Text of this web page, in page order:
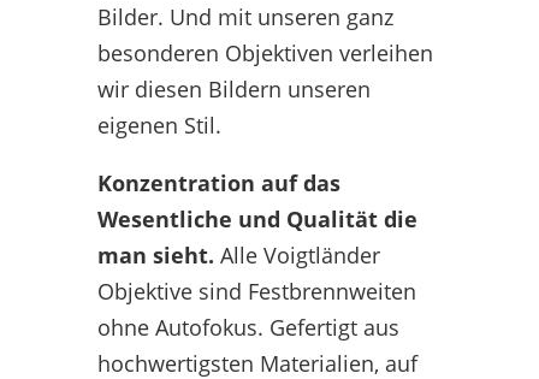
Bilder. Und mit unseren ganz
besonderen Objektiven verleihen
wir diesen Bildern unseren
eigenen Stil.
Konzentration auf das
Wesentliche und Qualität die
man sieht. Alle Voigtländer
Objektive sind Festbrennweiten
ohne Autofokus. Gefertigt aus
hochwertigsten Materialien, auf